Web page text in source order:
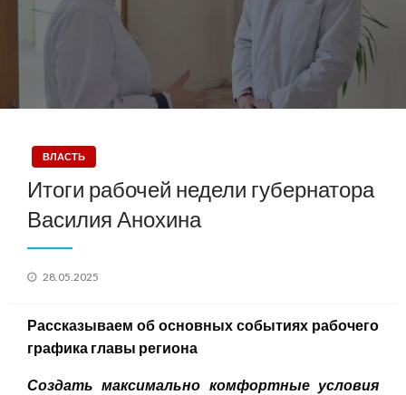
ВЛАСТЬ
Итоги рабочей недели губернатора
Василия Анохина
Posted
28.05.2025
Рассказываем об основных событиях рабочего
графика главы региона
Создать максимально комфортные условия